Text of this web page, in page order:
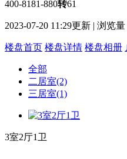
400-8181-880转61
2023-07-20 11:29更新 | 浏览量
楼盘首页 楼盘详情 楼盘相册
全部
二居室(2)
三居室(1)
3室2厅1卫